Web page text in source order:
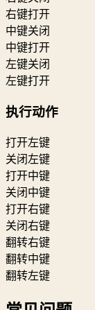
右键打开
中键关闭
中键打开
左键关闭
左键打开
执行动作
打开左键
关闭左键
打开中键
关闭中键
打开右键
关闭右键
翻转右键
翻转中键
翻转左键